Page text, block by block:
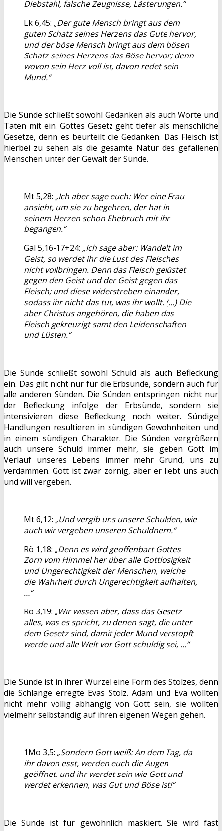
Diebstahl, falsche Zeugnisse, Lästerungen.“
Lk 6,45: „Der gute Mensch bringt aus dem
guten Schatz seines Herzens das Gute hervor,
und der böse Mensch bringt aus dem bösen
Schatz seines Herzens das Böse hervor; denn
wovon sein Herz voll ist, davon redet sein
Mund.“
Die Sünde schließt sowohl Gedanken als auch Worte und
Taten mit ein. Gottes Gesetz geht tiefer als menschliche
Gesetze, denn es beurteilt die Gedanken. Das Fleisch ist
hierbei zu sehen als die gesamte Natur des gefallenen
Menschen unter der Gewalt der Sünde.
Mt 5,28: „Ich aber sage euch: Wer eine Frau
ansieht, um sie zu begehren, der hat in
seinem Herzen schon Ehebruch mit ihr
begangen.“
Gal 5,16-17+24: „Ich sage aber: Wandelt im
Geist, so werdet ihr die Lust des Fleisches
nicht vollbringen. Denn das Fleisch gelüstet
gegen den Geist und der Geist gegen das
Fleisch; und diese widerstreben einander,
sodass ihr nicht das tut, was ihr wollt. (…) Die
aber Christus angehören, die haben das
Fleisch gekreuzigt samt den Leidenschaften
und Lüsten.“
Die Sünde schließt sowohl Schuld als auch Befleckung
ein. Das gilt nicht nur für die Erbsünde, sondern auch für
alle anderen Sünden. Die Sünden entspringen nicht nur
der Befleckung infolge der Erbsünde, sondern sie
intensivieren diese Befleckung noch weiter. Sündige
Handlungen resultieren in sündigen Gewohnheiten und
in einem sündigen Charakter. Die Sünden vergrößern
auch unsere Schuld immer mehr, sie geben Gott im
Verlauf unseres Lebens immer mehr Grund, uns zu
verdammen. Gott ist zwar zornig, aber er liebt uns auch
und will vergeben.
Mt 6,12: „Und vergib uns unsere Schulden, wie
auch wir vergeben unseren Schuldnern.“
Rö 1,18: „Denn es wird geoffenbart Gottes
Zorn vom Himmel her über alle Gottlosigkeit
und Ungerechtigkeit der Menschen, welche
die Wahrheit durch Ungerechtigkeit aufhalten,
…“
Rö 3,19: „Wir wissen aber, dass das Gesetz
alles, was es spricht, zu denen sagt, die unter
dem Gesetz sind, damit jeder Mund verstopft
werde und alle Welt vor Gott schuldig sei, …“
Die Sünde ist in ihrer Wurzel eine Form des Stolzes, denn
die Schlange erregte Evas Stolz. Adam und Eva wollten
nicht mehr völlig abhängig von Gott sein, sie wollten
vielmehr selbständig auf ihren eigenen Wegen gehen.
1Mo 3,5: „Sondern Gott weiß: An dem Tag, da
ihr davon esst, werden euch die Augen
geöffnet, und ihr werdet sein wie Gott und
werdet erkennen, was Gut und Böse ist!“
Die Sünde ist für gewöhnlich maskiert. Sie wird fast